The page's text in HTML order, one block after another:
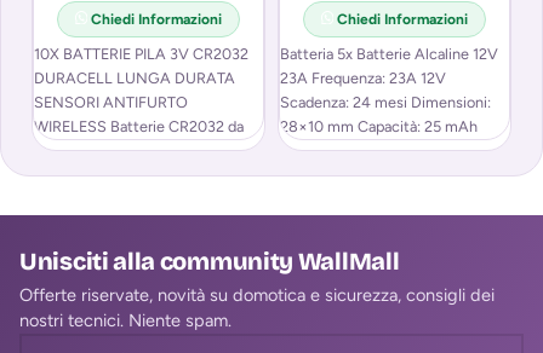
Chiedi Informazioni
10X BATTERIE PILA 3V CR2032
DURACELL LUNGA DURATA
SENSORI ANTIFURTO
WIRELESS Batterie CR2032 da
3V Duracell, ideale per i nostri
nuovi sensori Porte
Chiedi Informazioni
Batteria 5x Batterie Alcaline 12V
23A Frequenza: 23A 12V
Scadenza: 24 mesi Dimensioni:
28×10 mm Capacità: 25 mAh
Unisciti alla community WallMall
Offerte riservate, novità su domotica e sicurezza, consigli dei
nostri tecnici. Niente spam.